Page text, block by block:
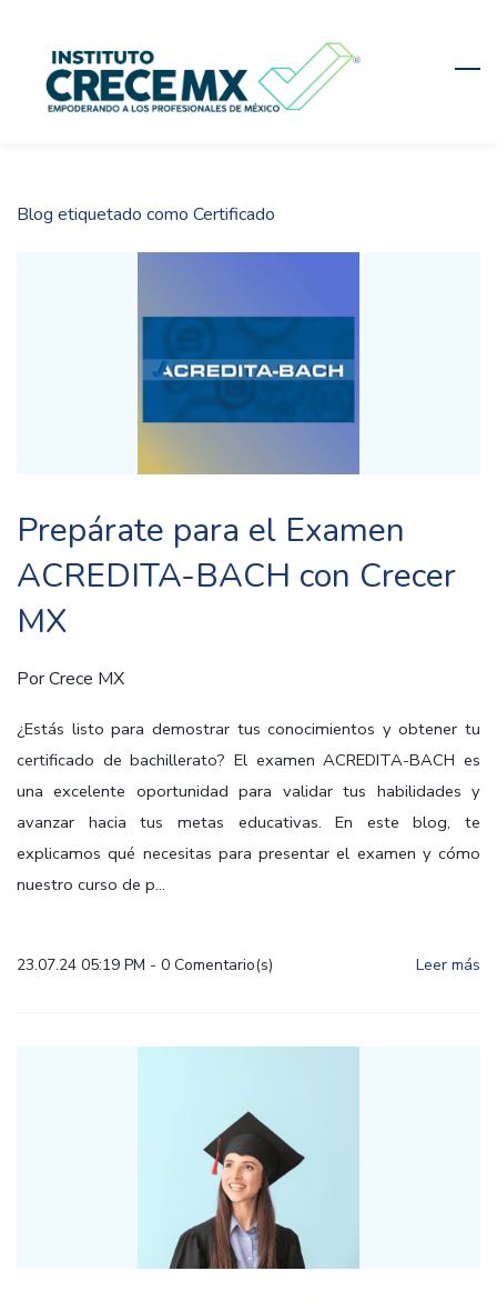
content
Blog etiquetado como Certificado
Prepárate para el Examen
ACREDITA-BACH con Crecer
MX
PorCrece MX
¿Estás listo para demostrar tus conocimientos y obtener tu
certificado de bachillerato? El examen ACREDITA-BACH es
una excelente oportunidad para validar tus habilidades y
avanzar hacia tus metas educativas. En este blog, te
explicamos qué necesitas para presentar el examen y cómo
nuestro curso de p...
23.07.24 05:19 PM - 0 Comentario(s) Leer más